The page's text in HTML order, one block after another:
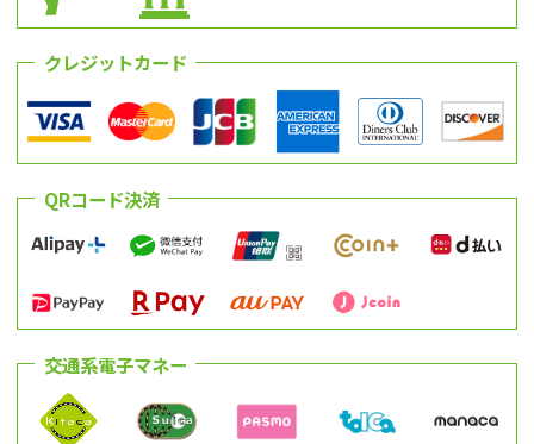
クレジットカード
QRコード決済
交通系電子マネー